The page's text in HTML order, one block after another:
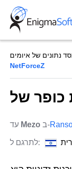
Skip
content
נתונים של איומים
NetForceZ
Mezo ב-
לתרגם ל: